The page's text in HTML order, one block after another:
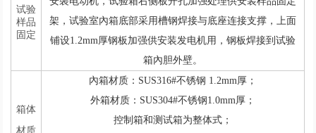
试验
样品
固定
架，试验室內箱底部采用槽钢焊接与底座连接支撑，上面
铺设1.2mm厚钢板加强供安装发电机用，钢板焊接到试验
箱內胆外壁。
箱体
材质
內箱材质：SUS316#不锈钢 1.2mm厚；
外箱材质：SUS304#不锈钢1.0mm厚；
控制箱和测试箱为整体式；